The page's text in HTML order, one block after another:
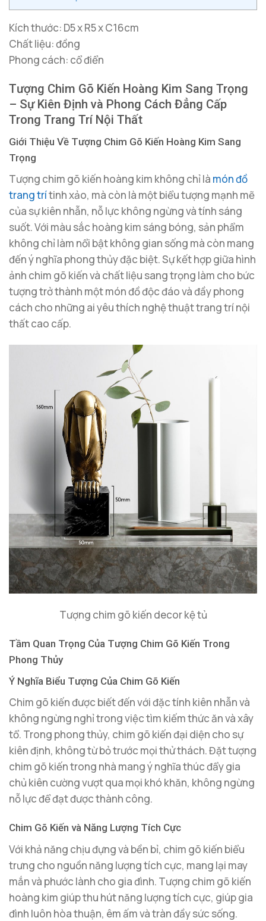
Kích thước: D5 x R5 x C16cm
Chất liệu: đồng
Phong cách: cổ điển
Tượng Chim Gõ Kiến Hoàng Kim Sang Trọng
– Sự Kiên Định và Phong Cách Đẳng Cấp
Trong Trang Trí Nội Thất
Giới Thiệu Về Tượng Chim Gõ Kiến Hoàng Kim Sang
Trọng
Tượng chim gõ kiến hoàng kim không chỉ là món đồ
trang trítinh xảo, mà còn là một biểu tượng mạnh mẽ
của sự kiên nhẫn, nỗ lực không ngừng và tính sáng
suốt. Với màu sắc hoàng kim sáng bóng, sản phẩm
không chỉ làm nổi bật không gian sống mà còn mang
đến ý nghĩa phong thủy đặc biệt. Sự kết hợp giữa hình
ảnh chim gõ kiến và chất liệu sang trọng làm cho bức
tượng trở thành một món đồ độc đáo và đầy phong
cách cho những ai yêu thích nghệ thuật trang trí nội
thất cao cấp.
Tượng chim gõ kiến decor kệ tủ
Tầm Quan Trọng Của Tượng Chim Gõ Kiến Trong
Phong Thủy
Ý Nghĩa Biểu Tượng Của Chim Gõ Kiến
Chim gõ kiến được biết đến với đặc tính kiên nhẫn và
không ngừng nghỉ trong việc tìm kiếm thức ăn và xây
tổ. Trong phong thủy, chim gõ kiến đại diện cho sự
kiên định, không từ bỏ trước mọi thử thách. Đặt tượng
chim gõ kiến trong nhà mang ý nghĩa thúc đẩy gia
chủ kiên cường vượt qua mọi khó khăn, không ngừng
nỗ lực để đạt được thành công.
Chim Gõ Kiến và Năng Lượng Tích Cực
Với khả năng chịu đựng và bền bỉ, chim gõ kiến biểu
trưng cho nguồn năng lượng tích cực, mang lại may
mắn và phước lành cho gia đình. Tượng chim gõ kiến
hoàng kim giúp thu hút năng lượng tích cực, giúp gia
đình luôn hòa thuận, êm ấm và tràn đầy sức sống.